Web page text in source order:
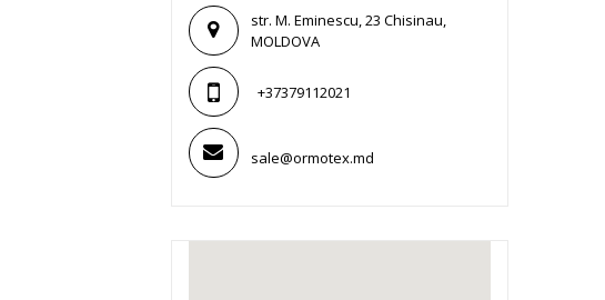
str. M. Eminescu, 23 Chisinau,
MOLDOVA
+37379112021
sale@ormotex.md